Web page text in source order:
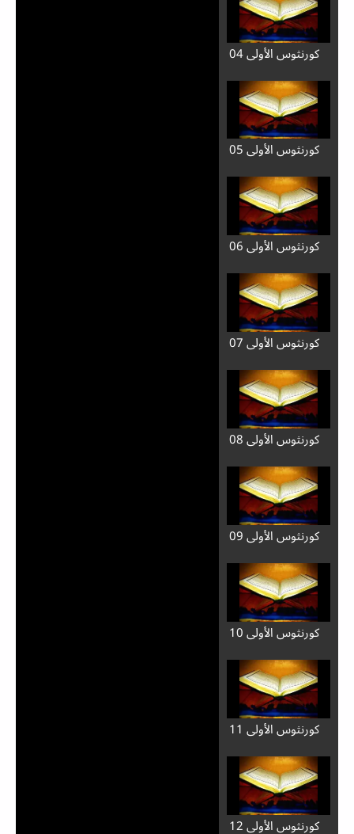
كورنثوس الأولى 04
كورنثوس الأولى 05
كورنثوس الأولى 06
كورنثوس الأولى 07
كورنثوس الأولى 08
كورنثوس الأولى 09
كورنثوس الأولى 10
كورنثوس الأولى 11
كورنثوس الأولى 12